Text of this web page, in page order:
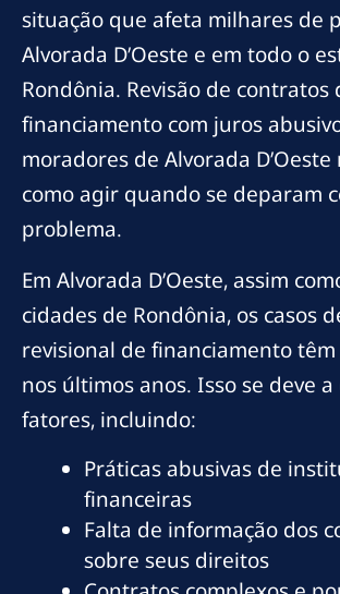
situação que afeta milhares de
Alvorada D’Oeste e em todo o
Rondônia. Revisão de contratos
financiamento com juros
moradores de Alvorada
como agir quando se deparam
problema.
Em Alvorada D’Oeste, assim
cidades de Rondônia, os casos
revisional de financiamento
nos últimos anos. Isso se deve
fatores, incluindo:
Práticas abusivas de
financeiras
Falta de informação dos
sobre seus direitos